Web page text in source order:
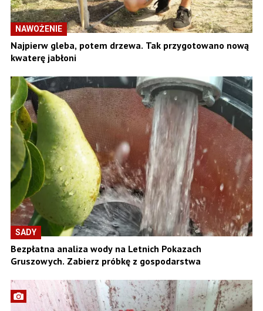
NAWOŻENIE
Najpierw gleba, potem drzewa. Tak przygotowano nową
kwaterę jabłoni
SADY
Bezpłatna analiza wody na Letnich Pokazach
Gruszowych. Zabierz próbkę z gospodarstwa